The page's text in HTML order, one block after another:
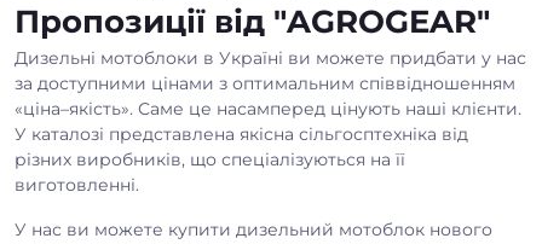
Пропозиції від "AGROGEAR"
Дизельні мотоблоки в Україні ви можете придбати у нас
за доступними цінами з оптимальним співвідношенням
«ціна–якість». Саме це насамперед цінують наші клієнти.
У каталозі представлена якісна сільгосптехніка від
різних виробників, що спеціалізуються на її
виготовленні.
У нас ви можете купити дизельний мотоблок нового